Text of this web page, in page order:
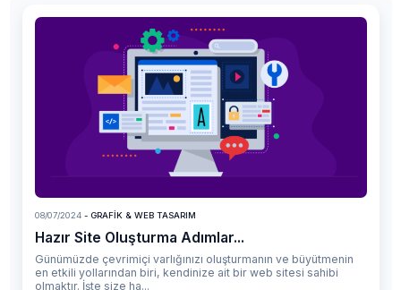
08/07/2024- GRAFIK & WEB TASARIM
Hazır Site Oluşturma Adımlar...
Günümüzde çevrimiçi varlığınızı oluşturmanın ve büyütmenin
en etkili yollarından biri, kendinize ait bir web sitesi sahibi
olmaktır. İşte size ha...